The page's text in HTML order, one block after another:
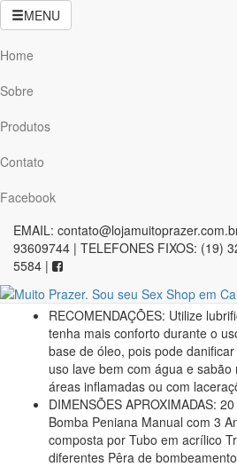
MENU
Home
Sobre
Produtos
Contato
Facebook
EMAIL:
93609744 | TELEFONES FIXOS: (19)
5584 |
Home»
Handsome Up
pênis na bomba peniana e anéis
perfeitamente ao pênis, fazendo
mais eficiente e os resultados
facilidade. Vácuo e potência.
necessidade de cada usuário.
RECOMENDAÇÕES: Utilize
tenha mais conforto durante o
base de óleo, pois pode
uso lave bem com água e
áreas inflamadas ou com
DIMENSÕES APROXIMADAS:
Bomba Peniana Manual com 3
composta por Tubo em acrílico
diferentes Pêra de